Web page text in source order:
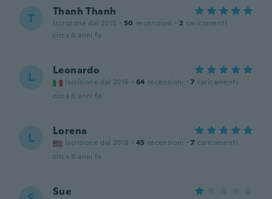
T Thanh Thanh
Iscrizione dal 2015 · 50 recensioni · 2 caricamenti
circa 6 anni fa
L Leonardo
Iscrizione dal 2016 · 64 recensioni · 7 caricamenti
circa 6 anni fa
L Lorena
Iscrizione dal 2018 · 45 recensioni · 7 caricamenti
circa 6 anni fa
Sue